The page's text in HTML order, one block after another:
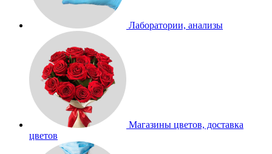
Лаборатории, анализы
Магазины цветов, доставка
цветов